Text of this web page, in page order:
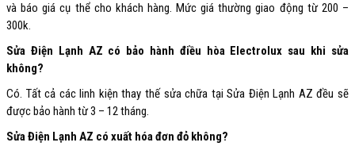
và báo giá cụ thể cho khách hàng. Mức giá thường giao động từ 200 –
300k.
Sửa Điện Lạnh AZ có bảo hành điều hòa Electrolux sau khi sửa
không?
Có. Tất cả các linh kiện thay thế sửa chữa tại Sửa Điện Lạnh AZ đều sẽ
được bảo hành từ 3 – 12 tháng.
Sửa Điện Lạnh AZ có xuất hóa đơn đỏ không?